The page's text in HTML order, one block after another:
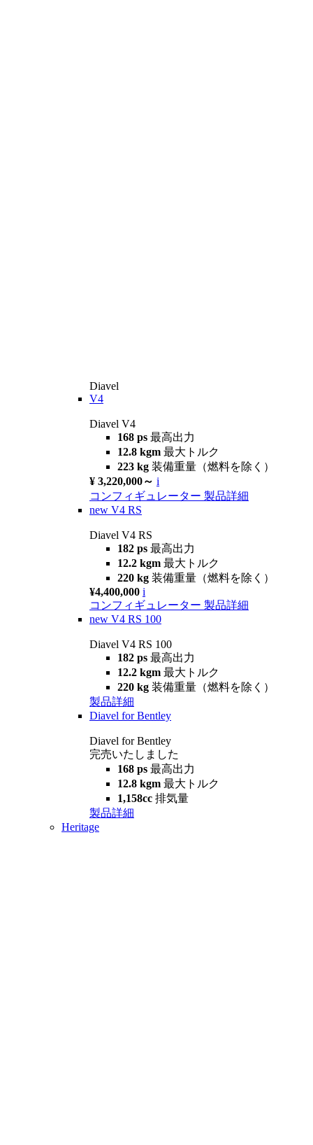
Diavel
V4
Diavel V4
168 ps 最高出力
12.8 kgm 最大トルク
223 kg 装備重量（燃料を除く）
¥ 3,220,000～ i
コンフィギュレーター 製品詳細
new V4 RS
Diavel V4 RS
182 ps 最高出力
12.2 kgm 最大トルク
220 kg 装備重量（燃料を除く）
¥4,400,000 i
コンフィギュレーター 製品詳細
new V4 RS 100
Diavel V4 RS 100
182 ps 最高出力
12.2 kgm 最大トルク
220 kg 装備重量（燃料を除く）
製品詳細
Diavel for Bentley
Diavel for Bentley
完売いたしました
168 ps 最高出力
12.8 kgm 最大トルク
1,158cc 排気量
製品詳細
Heritage